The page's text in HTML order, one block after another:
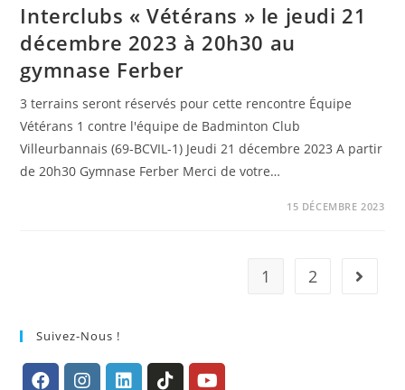
Interclubs « Vétérans » le jeudi 21
décembre 2023 à 20h30 au
gymnase Ferber
3 terrains seront réservés pour cette rencontre Équipe
Vétérans 1 contre l'équipe de Badminton Club
Villeurbannais (69-BCVIL-1) Jeudi 21 décembre 2023 A partir
de 20h30 Gymnase Ferber Merci de votre…
15 DÉCEMBRE 2023
1 2 Go to
Suivez-Nous !